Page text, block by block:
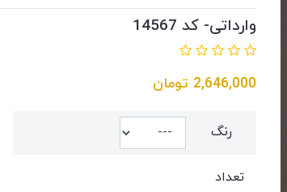
وارداتی- کد 14567
2,646,000 تومان
رنگ
تعداد